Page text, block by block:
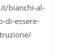
bianchi-al-
di-essere-